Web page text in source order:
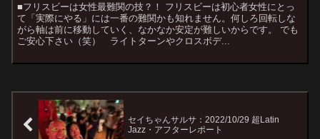
■フリスビーは女性最難関の技？！ フリスビーは初心者女性にとっ
て「実際にやる」には一番の難関かも知れません。何しろ回転しな
がら軸は前に移動していく、なかなか安定が難しいからです。 でも
ご安心下さい（笑） ライトターンやクロスボデ...
セイちゃんサルサ：2022/10/29 超Latin
Jazz・アフターレポート